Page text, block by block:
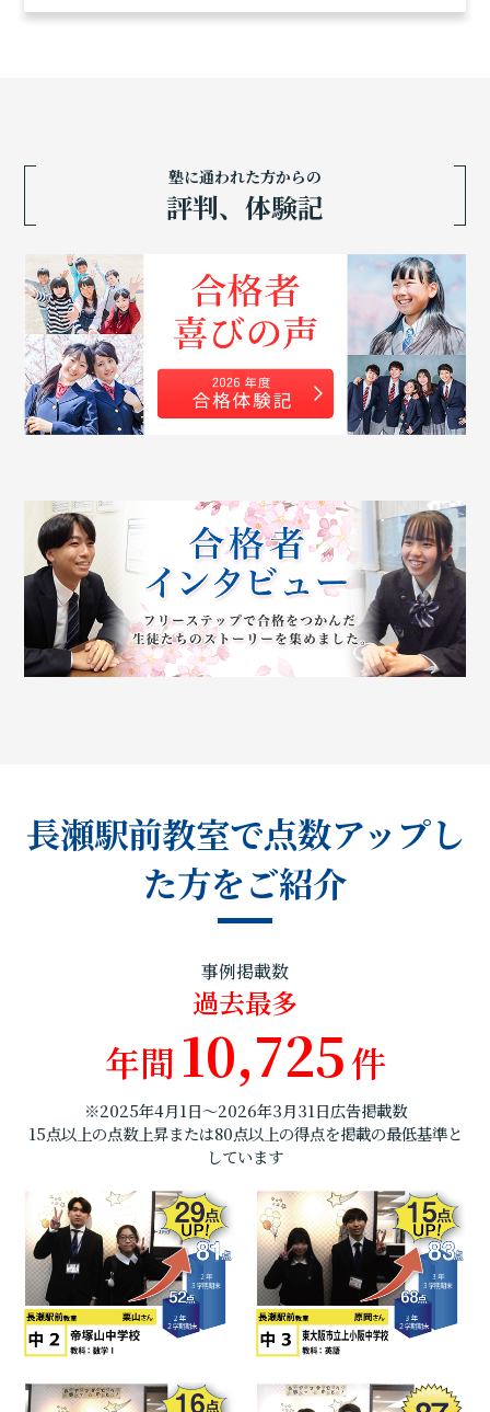
塾に通われた方からの
評判、体験記
長瀬駅前教室で点数アップし
た方をご紹介
事例掲載数
過去最多
年間 10,725件
※2025年4月1日～2026年3月31日広告掲載数
15点以上の点数上昇または80点以上の得点を掲載の最低基準と
しています